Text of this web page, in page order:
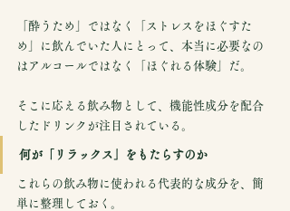
「酔うため」ではなく「ストレスをほぐすた
め」に飲んでいた人にとって、本当に必要なの
はアルコールではなく「ほぐれる体験」だ。
そこに応える飲み物として、機能性成分を配合
したドリンクが注目されている。
何が「リラックス」をもたらすのか
これらの飲み物に使われる代表的な成分を、簡
単に整理しておく。